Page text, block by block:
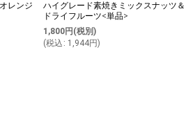
レンジ
ハイグレード素焼きミックスナッツ＆
ドライフルーツ<単品>
1,800円 (税別)
(税込 : 1,944円)